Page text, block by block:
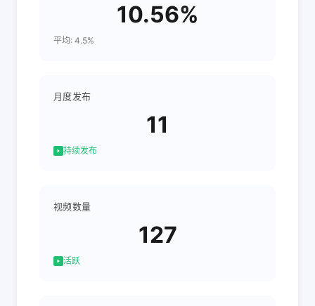
10.56%
平均: 4.5%
月度发布
11
持续发布
视频数量
127
活跃